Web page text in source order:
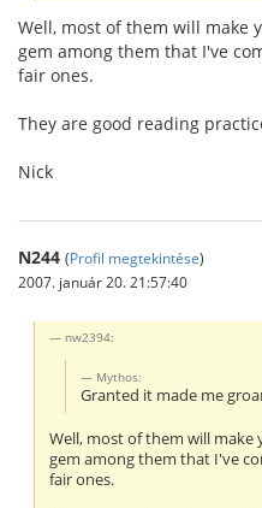
Well, most of them will make
gem among them that I've
fair ones.
They are good reading
Nick
N244 (Profil megtekintése)
2007. január 20. 21:57:40
nw2394:
Mythos:
Granted it made me
Well, most of them will make
gem among them that I've
fair ones.